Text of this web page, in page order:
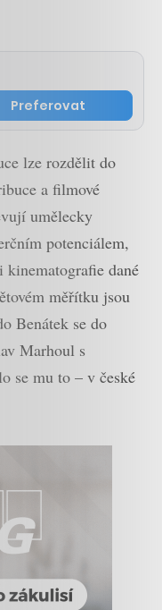
Preferovat
lze rozdělit do
a filmové
umělecky
potenciálem,
dané
měřítku jsou
Benátek se do
Marhoul s
se mu to – v české